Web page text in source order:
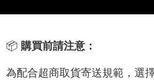
📦 購買前請注意：
為配合超商取貨寄送規範，選